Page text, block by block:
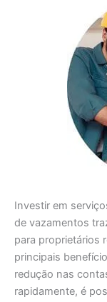
Investir em
de vazamentos
para proprietários
principais
redução nas
rapidamente, é